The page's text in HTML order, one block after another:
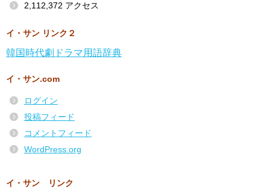
2,112,372 アクセス
イ・サン リンク２
韓国時代劇ドラマ用語辞典
イ・サン.com
ログイン
投稿フィード
コメントフィード
WordPress.org
イ・サン リンク